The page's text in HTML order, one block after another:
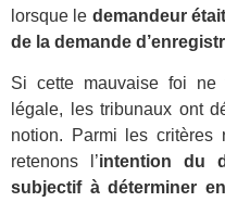
lorsque le demandeur
de la demande
Si cette mauvaise foi ne
légale, les tribunaux ont
notion. Parmi les critères
retenons l’intention du
subjectif à déterminer